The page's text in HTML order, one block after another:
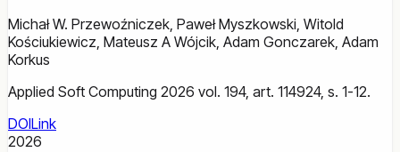
Michał W. Przewoźniczek, Paweł Myszkowski, Witold
Kościukiewicz, Mateusz A Wójcik, Adam Gonczarek, Adam
Korkus
Applied Soft Computing 2026 vol. 194, art. 114924, s. 1-12.
DOILink
2026